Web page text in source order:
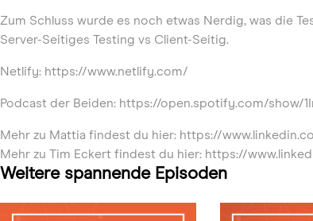
Zum Schluss wurde es noch etwas Nerdig, was die
Server-Seitiges Testing vs Client-Seitig.
Netlify: https://www.netlify.com/
Podcast der Beiden: https://open.spotify.com/show/
Mehr zu Mattia findest du hier: https://
Mehr zu Tim Eckert findest du hier: https://
Weitere spannende Episoden